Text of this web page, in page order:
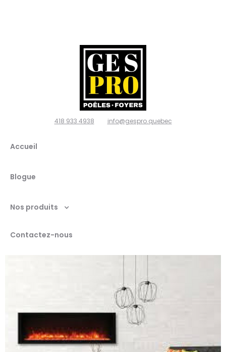
et
foyers,
Ville de
Québec
G2N
418 933 4938 info@gespro.quebec
Accueil
Blogue
Nos produits
Contactez-nous